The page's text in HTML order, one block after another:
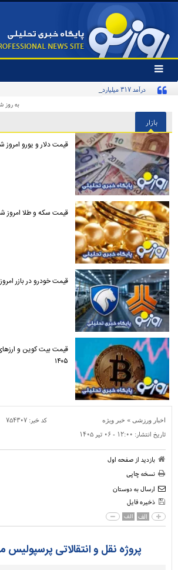
تغییر
وضعیت
منوی
ها
درآمد ۳۱۷ میلیاردی استقلال از حضور بازیکنانش در جام جهانی ۲۰۲۶
به روز شده در: ۱۷
بازار
قیمت دلار و یورو امروز شنبه ۱۷
قیمت سکه و طلا امروز شنبه ۱۷
قیمت خودرو در بازر امروز ۱۷ مردادماه ۱۴۰۵
۱۴۰۵
اخبار ورزشی » خبر ویژه کد خبر: ۷۵۴۳۰۷
تاریخ انتشار: ۱۲:۰۰ - ۰۶ تير ۱۴۰۵
بازدید از صفحه اول
نسخه چاپی
ارسال به دوستان
ذخیره فایل
الف الف
پروژه نقل و انتقالاتی